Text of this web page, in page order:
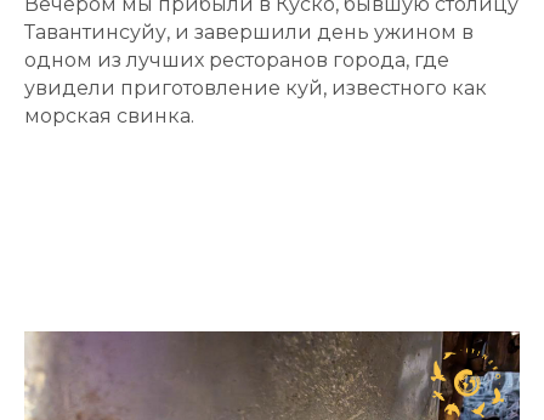
Тавантинсуйу, и завершили день ужином в
одном из лучших ресторанов города, где
увидели приготовление куй, известного как
морская свинка.